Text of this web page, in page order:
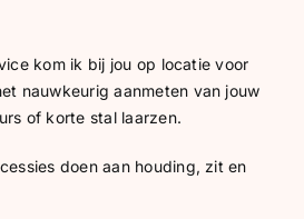
kom ik bij jou op locatie voor
nauwkeurig aanmeten van jouw
of korte stal laarzen.
doen aan houding, zit en